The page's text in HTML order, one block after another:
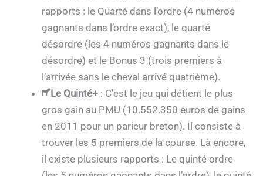
rapports : le Quarté dans l’ordre (4 numéros
gagnants dans l’ordre exact), le quarté
désordre (les 4 numéros gagnants dans le
désordre) et le Bonus 3 (trois premiers à
l’arrivée sans le cheval arrivé quatrième).
Le Quinté+ : C’est le jeu qui détient le plus
gros gain au PMU (10.552.350 euros de gains
en 2011 pour un parieur breton). Il consiste à
trouver les 5 premiers de la course. Là encore,
il existe plusieurs rapports : Le quinté ordre